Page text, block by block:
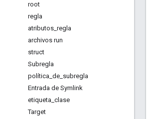
root
regla
atributos regla
archivos run
struct
Subregla
política de subregla
Entrada de Symlink
etiqueta clase
Target